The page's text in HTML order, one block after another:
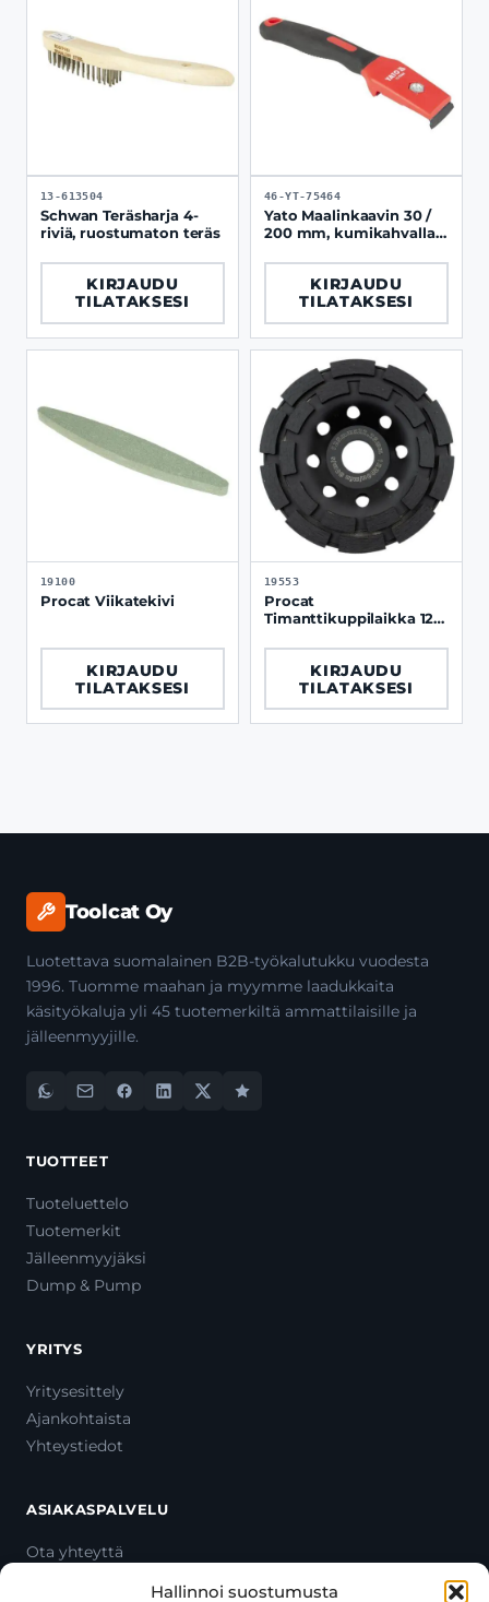
Hallinnoi suostumusta
13-613504
Schwan Teräsharja 4-
riviä, ruostumaton teräs
KIRJAUDU
TILATAKSESI
46-YT-75464
Yato Maalinkaavin 30 /
200 mm, kumikahvalla,
KIRJAUDU
TILATAKSESI
19100
Procat Viikatekivi
KIRJAUDU
TILATAKSESI
19553
Procat
Timanttikuppilaikka 125
KIRJAUDU
TILATAKSESI
Toolcat Oy
Luotettava suomalainen B2B-työkalutukku vuodesta
1996. Tuomme maahan ja myymme laadukkaita
käsityökaluja yli 45 tuotemerkiltä ammattilaisille ja
jälleenmyyjille.
TUOTTEET
Tuoteluettelo
Tuotemerkit
Jälleenmyyjäksi
Dump & Pump
YRITYS
Yritysesittely
Ajankohtaista
Yhteystiedot
ASIAKASPALVELU
Ota yhteyttä